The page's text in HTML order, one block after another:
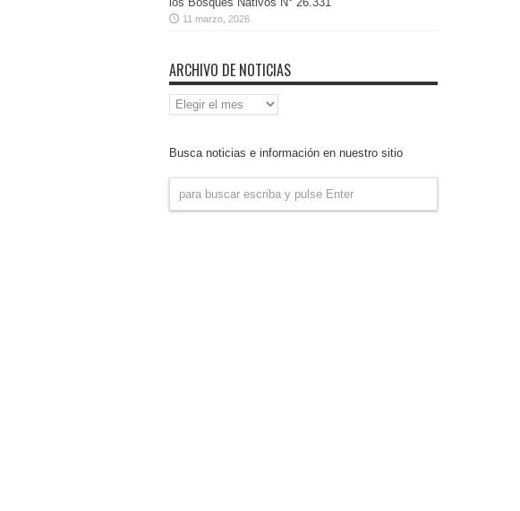
11 marzo, 2026
ARCHIVO DE NOTICIAS
Archivo
de
Busca noticias e información en nuestro sitio